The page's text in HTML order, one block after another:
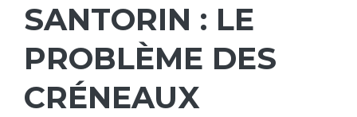
SANTORIN : LE
PROBLÈME DES
CRÉNEAUX